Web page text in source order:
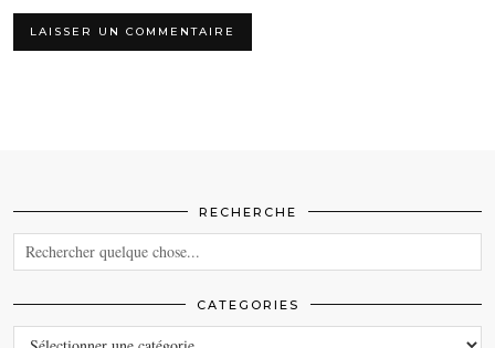
RECHERCHE
CATEGORIES
CATEGORIES